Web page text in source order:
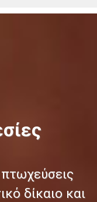
δίκαιο και